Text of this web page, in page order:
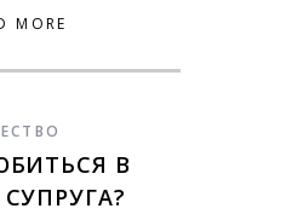
MORE
В